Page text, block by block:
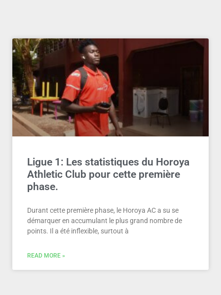
Ligue 1: Les statistiques du Horoya
Athletic Club pour cette première
phase.
Durant cette première phase, le Horoya AC a su se
démarquer en accumulant le plus grand nombre de
points. Il a été inflexible, surtout à
READ MORE »